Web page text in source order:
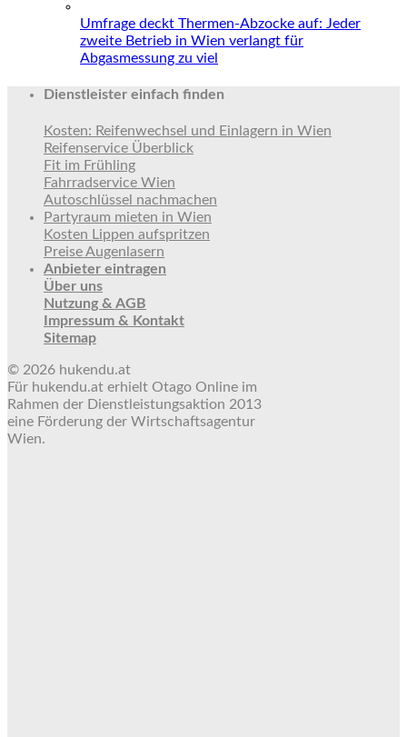
Umfrage deckt Thermen-Abzocke auf: Jeder
zweite Betrieb in Wien verlangt für
Abgasmessung zu viel
Dienstleister einfach finden
Kosten: Reifenwechsel und Einlagern in Wien
Reifenservice Überblick
Fit im Frühling
Fahrradservice Wien
Autoschlüssel nachmachen
Partyraum mieten in Wien
Kosten Lippen aufspritzen
Preise Augenlasern
Anbieter eintragen
Über uns
Nutzung & AGB
Impressum & Kontakt
Sitemap
© 2026 hukendu.at
Für hukendu.at erhielt Otago Online im
Rahmen der Dienstleistungsaktion 2013
eine Förderung der Wirtschaftsagentur
Wien.